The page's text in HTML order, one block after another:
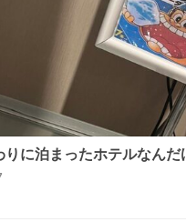
に泊まったホテルなんだ
バニラがこれだった 粋な